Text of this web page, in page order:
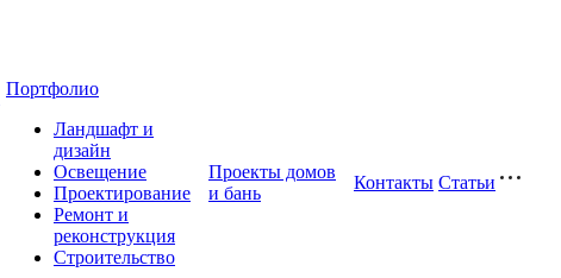
Портфолио
Ландшафт и
дизайн
Освещение
Проектирование
Ремонт и
реконструкция
Строительство
Проекты домов
и бань
Контакты Статьи